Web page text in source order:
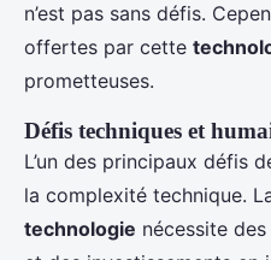
n’est pas sans défis.
offertes par cette
prometteuses.
Défis techniques et
L’un des principaux défis
la complexité technique.
technologie nécessite